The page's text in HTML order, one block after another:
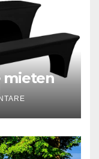
mieten